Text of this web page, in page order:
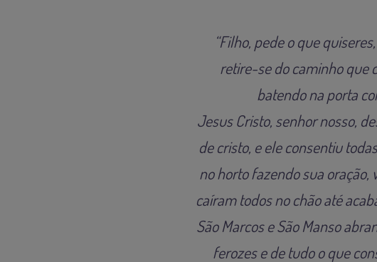
“Filho, pede o que
retire-se do caminho que
batendo na porta
Jesus Cristo, senhor nosso,
de cristo, e ele consentiu
no horto fazendo sua oração,
caíram todos no chão até
São Marcos e São Manso
ferozes e de tudo o que